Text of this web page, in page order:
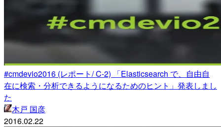
#cmdevio2016 (レポート/ C-2) 「Elasticsearch で、自由自
在に検索・分析できるようになるためのヒント」発表しまし
た
木戸 国彦
2016.02.22